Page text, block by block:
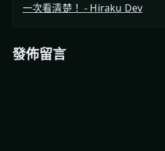
一次看清楚！ - Hiraku Dev
發佈留言